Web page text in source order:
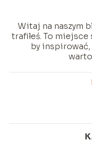
Witaj na naszym
trafiłeś. To
by